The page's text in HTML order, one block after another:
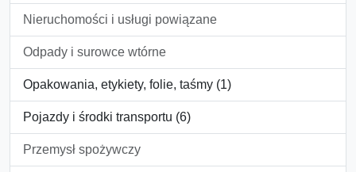
Nieruchomości i usługi powiązane
Odpady i surowce wtórne
Opakowania, etykiety, folie, taśmy (1)
Pojazdy i środki transportu (6)
Przemysł spożywczy